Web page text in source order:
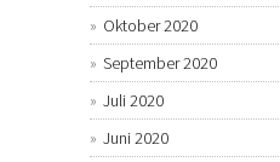
Oktober 2020
September 2020
Juli 2020
Juni 2020